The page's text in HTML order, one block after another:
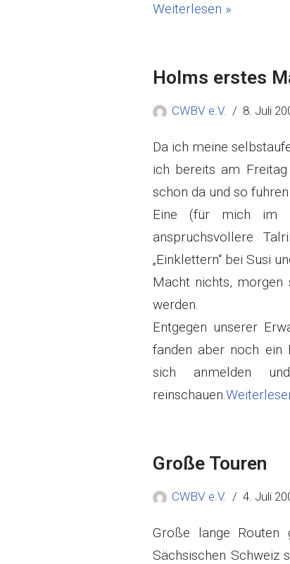
Weiterlesen »
Holms erstes
CWBV e.V. 8. Juli
Da ich meine
ich bereits am
schon da und so
Eine (für mich im
anspruchsvollere
„Einklettern“ bei Susi
Macht nichts, morgen
werden.
Entgegen unserer
fanden aber noch ein
sich anmelden
reinschauen.
Große Touren
CWBV e.V. 4. Juli
Große lange
Sächsischen Schweiz